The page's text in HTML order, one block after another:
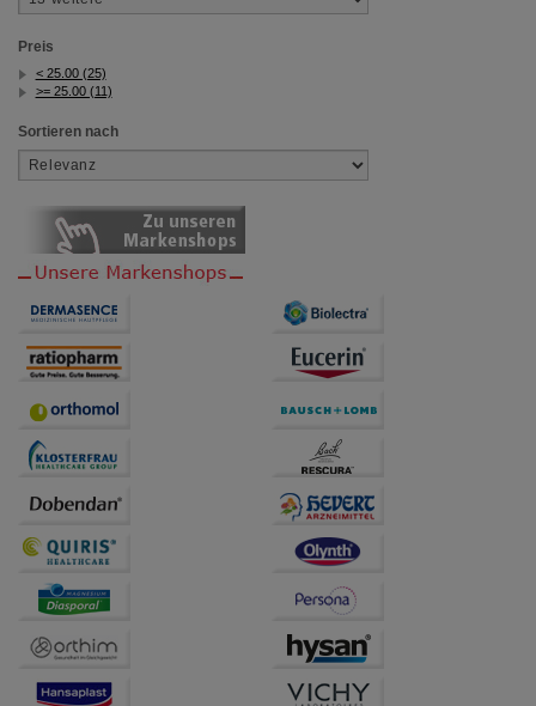
Preis
< 25.00 (25)
>= 25.00 (11)
Sortieren nach